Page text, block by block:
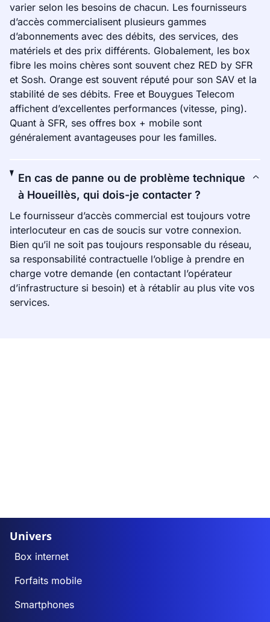
varier selon les besoins de chacun. Les fournisseurs
d’accès commercialisent plusieurs gammes
d’abonnements avec des débits, des services, des
matériels et des prix différents. Globalement, les box
fibre les moins chères sont souvent chez RED by SFR
et Sosh. Orange est souvent réputé pour son SAV et la
stabilité de ses débits. Free et Bouygues Telecom
affichent d’excellentes performances (vitesse, ping).
Quant à SFR, ses offres box + mobile sont
généralement avantageuses pour les familles.
En cas de panne ou de problème technique
à Houeillès, qui dois-je contacter ?
Le fournisseur d’accès commercial est toujours votre
interlocuteur en cas de soucis sur votre connexion.
Bien qu’il ne soit pas toujours responsable du réseau,
sa responsabilité contractuelle l’oblige à prendre en
charge votre demande (en contactant l’opérateur
d’infrastructure si besoin) et à rétablir au plus vite vos
services.
Univers
Box internet
Forfaits mobile
Smartphones